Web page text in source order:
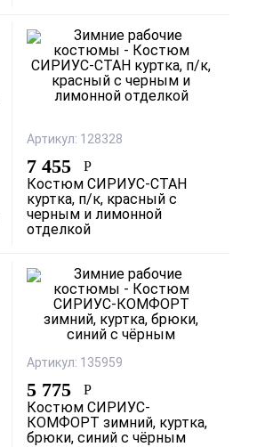
Артикул: 128328
7 455 Р
Костюм СИРИУС-СТАН
куртка, п/к, красный с
черным и лимонной
отделкой
Артикул: 135959
5 775 Р
Костюм СИРИУС-
КОМФОРТ зимний, куртка,
брюки, синий с чёрным